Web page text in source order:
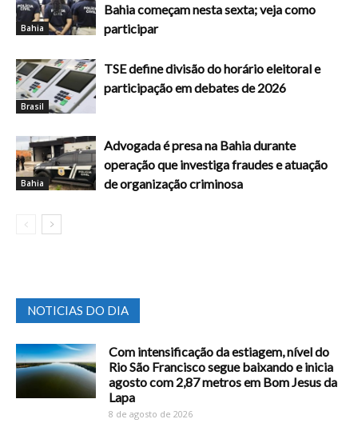
Bahia
Bahia começam nesta sexta; veja como
participar
Brasil
TSE define divisão do horário eleitoral e
participação em debates de 2026
Bahia
Advogada é presa na Bahia durante
operação que investiga fraudes e atuação
de organização criminosa
NOTICIAS DO DIA
Com intensificação da estiagem, nível do
Rio São Francisco segue baixando e inicia
agosto com 2,87 metros em Bom Jesus da
Lapa
8 de agosto de 2026